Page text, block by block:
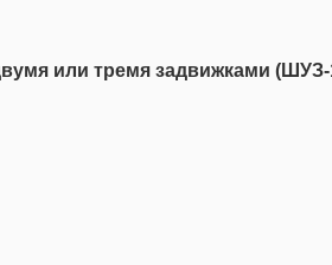
или тремя задвижками